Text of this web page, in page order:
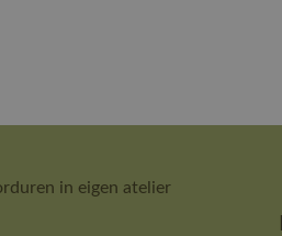
in eigen atelier